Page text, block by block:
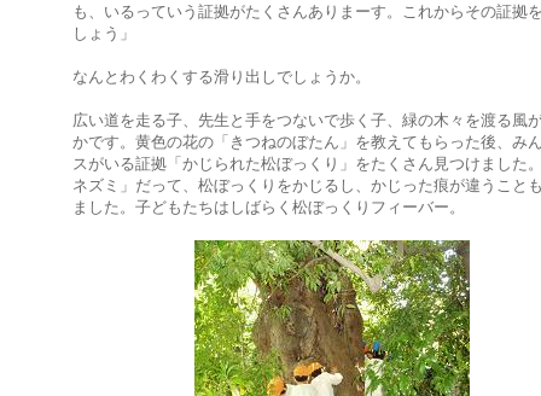
も、いるっていう証拠がたくさんありまーす。これからその証拠
しょう」
なんとわくわくする滑り出しでしょうか。
広い道を走る子、先生と手をつないで歩く子、緑の木々を渡る風
かです。黄色の花の「きつねのぼたん」を教えてもらった後、み
スがいる証拠「かじられた松ぼっくり」をたくさん見つけました
ネズミ」だって、松ぼっくりをかじるし、かじった痕が違うこと
ました。子どもたちはしばらく松ぼっくりフィーバー。